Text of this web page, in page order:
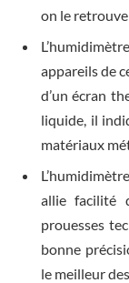
on le
appareils de
d’un écran
liquide, il
matériaux
allie facilité
prouesses
bonne
le meilleur